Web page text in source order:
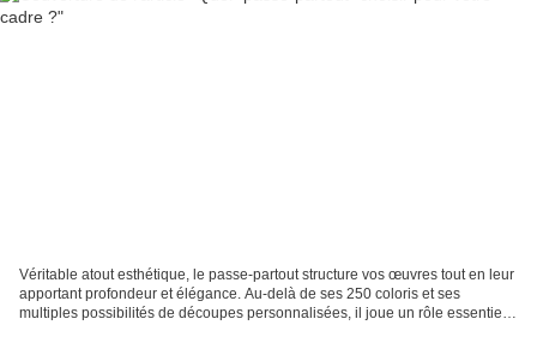
Véritable atout esthétique, le passe-partout structure vos œuvres tout en leur
apportant profondeur et élégance. Au-delà de ses 250 coloris et ses
multiples possibilités de découpes personnalisées, il joue un rôle essentiel